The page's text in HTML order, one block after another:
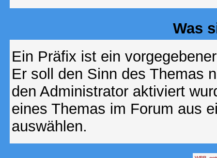
Was
Ein Präfix ist ein
Er soll den Sinn des Themas
den Administrator aktiviert
eines Themas im Forum aus
auswählen.